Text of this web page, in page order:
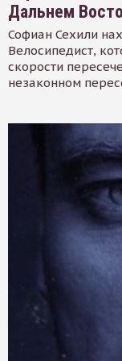
Дальнем
Софиан Сехили
Велосипедист,
скорости
незаконном